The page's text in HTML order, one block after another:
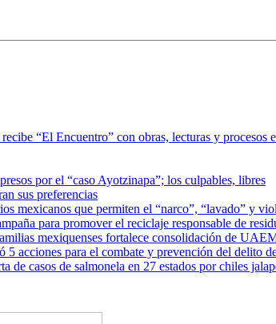
“El Encuentro” con obras, lecturas y procesos
por el “caso Ayotzinapa”; los culpables, libres
sus preferencias
mexicanos que permiten el “narco”, “lavado” y
para promover el reciclaje responsable de
mexiquenses fortalece consolidación de
5 acciones para el combate y prevención del delito
de casos de salmonela en 27 estados por chiles